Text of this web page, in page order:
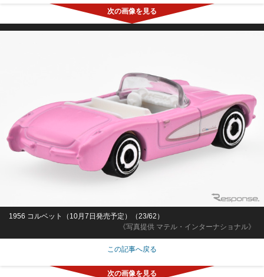
《写真提供 マテル・インターナショナル》
1956 コルベット（10月7日発売予定）（23/62）
この記事へ戻る